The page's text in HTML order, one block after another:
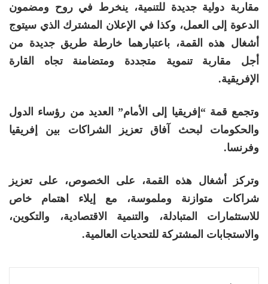
مقاربة دولية جديدة للتنمية، ينخرط في روح ومضمون
الدعوة إلى العمل، وكذا في الإعلان المشترك الذي سيتوج
أشغال هذه القمة، باعتبارهما خارطة طريق جديدة من
أجل مقاربة تنموية متجددة ومتضامنة تجاه القارة
الإفريقية.
وتجمع قمة “إفريقيا إلى الأمام” العديد من رؤساء الدول
والحكومات لبحث آفاق تعزيز الشراكات بين إفريقيا
وفرنسا.
وتركز أشغال هذه القمة، على الخصوص، على تعزيز
شراكات متوازنة وملموسة، مع إيلاء اهتمام خاص
للاستثمارات المتبادلة، والتنمية الاقتصادية، والتكوين،
والاستجابات المشتركة للتحديات العالمية.